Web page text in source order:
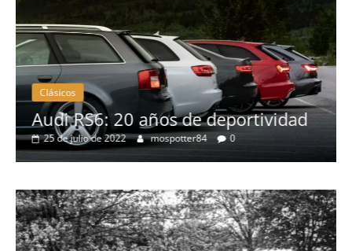
Clásicos
Audi RS6: 20 años de deportividad
25 de julio de 2022 mospotter84 0